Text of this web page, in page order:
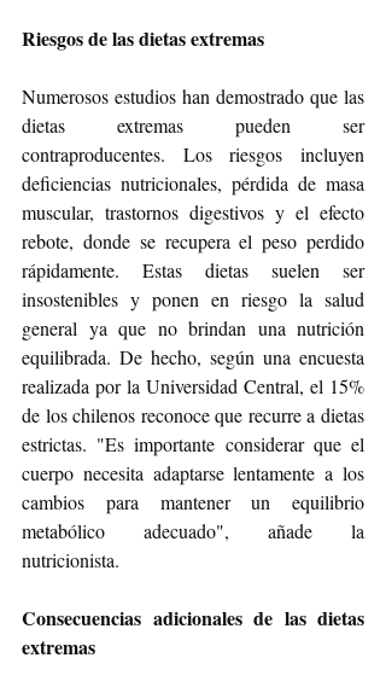
Riesgos de las dietas extremas
Numerosos estudios han demostrado que las
dietas extremas pueden ser
contraproducentes. Los riesgos incluyen
deficiencias nutricionales, pérdida de masa
muscular, trastornos digestivos y el efecto
rebote, donde se recupera el peso perdido
rápidamente. Estas dietas suelen ser
insostenibles y ponen en riesgo la salud
general ya que no brindan una nutrición
equilibrada. De hecho, según una encuesta
realizada por la Universidad Central, el 15%
de los chilenos reconoce que recurre a dietas
estrictas. "Es importante considerar que el
cuerpo necesita adaptarse lentamente a los
cambios para mantener un equilibrio
metabólico adecuado", añade la
nutricionista.
Consecuencias adicionales de las dietas
extremas